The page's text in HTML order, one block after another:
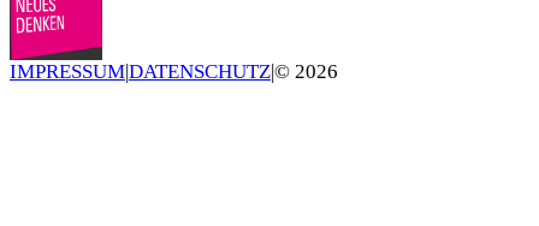
IMPRESSUM|DATENSCHUTZ|© 2026